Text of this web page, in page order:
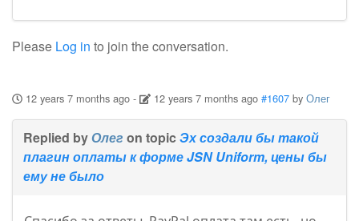
Please Log in to join the conversation.
12 years 7 months ago- 12 years 7 months ago #1607 byОлег
Replied byОлег on topic Эх создали бы такой
плагин оплаты к форме JSN Uniform, цены бы
ему не было